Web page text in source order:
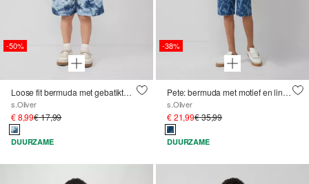
-50%
Loose fit bermuda met gebatikte look
s.Oliver
€ 8,99€ 17,99
DUURZAME
-38%
Pete: bermuda met motief en linnen look
s.Oliver
€ 21,99€ 35,99
DUURZAME